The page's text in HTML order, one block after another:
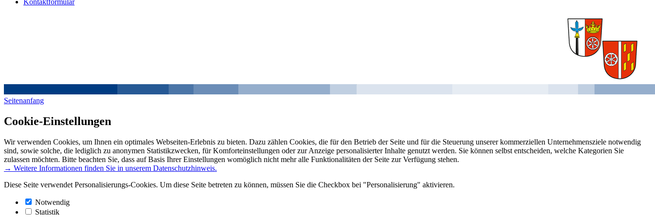
Kontaktformular
Seitenanfang
Cookie-Einstellungen
Wir verwenden Cookies, um Ihnen ein optimales Webseiten-Erlebnis zu bieten. Dazu zählen Cookies, die für den Betrieb der Seite und für die Steuerung unserer kommerziellen Unternehmensziele notwendig
sind, sowie solche, die lediglich zu anonymen Statistikzwecken, für Komforteinstellungen oder zur Anzeige personalisierter Inhalte genutzt werden. Sie können selbst entscheiden, welche Kategorien Sie
zulassen möchten. Bitte beachten Sie, dass auf Basis Ihrer Einstellungen womöglich nicht mehr alle Funktionalitäten der Seite zur Verfügung stehen.
→ Weitere Informationen finden Sie in unserem Datenschutzhinweis.
Diese Seite verwendet Personalisierungs-Cookies. Um diese Seite betreten zu können, müssen Sie die Checkbox bei "Personalisierung" aktivieren.
Notwendig
Statistik